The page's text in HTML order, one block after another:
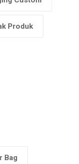
Produk
Bag